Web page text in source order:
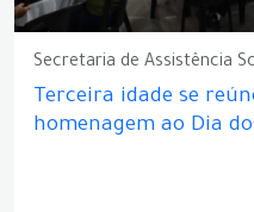
Secretaria de Assistência
Terceira idade se
homenagem ao Dia